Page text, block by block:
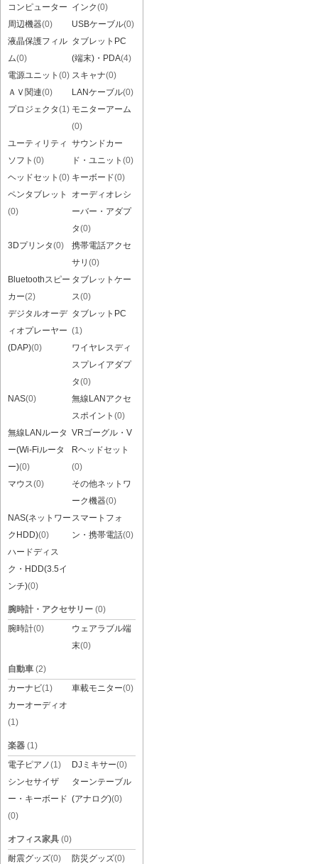
コンピューター
周辺機器(0)
インク(0)
USBケーブル(0)
液晶保護フィル
ム(0)
タブレットPC
(端末)・PDA(4)
電源ユニット (0) スキャナ(0)
ＡＶ関連(0) LANケーブル(0)
プロジェクタ(1) モニターアーム
(0)
ユーティリティ
ソフト (0)
サウンドカー
ド・ユニット (0)
ヘッドセット (0) キーボード(0)
ペンタブレット
(0)
オーディオレシ
ーバー・アダプ
タ(0)
3Dプリンタ(0)
携帯電話アクセ
サリ (0)
Bluetoothスピー
カー(2)
タブレットケー
ス(0)
デジタルオーデ
ィオプレーヤー
(DAP)(0)
タブレットPC
(1)
ワイヤレスディ
スプレイアダプ
タ(0)
NAS(0)
無線LANアクセ
スポイント (0)
無線LANルータ
ー(Wi-Fiルータ
ー)(0)
VRゴーグル・V
Rヘッドセット
(0)
マウス(0)
その他ネットワ
ーク機器(0)
NAS(ネットワー
クHDD)(0)
スマートフォ
ン・携帯電話(0)
ハードディス
ク・HDD(3.5イ
ンチ)(0)
腕時計・アクセサリー (0)
腕時計(0)
ウェアラブル端
末(0)
自動車 (2)
カーナビ(1) 車載モニター(0)
カーオーディオ
(1)
楽器 (1)
電子ピアノ(1) DJミキサー(0)
シンセサイザ
ー・キーボード
(0)
ターンテーブル
(アナログ)(0)
オフィス家具 (0)
耐震グッズ(0) 防災グッズ(0)